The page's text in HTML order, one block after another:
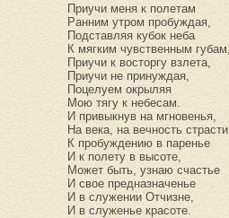
Приучи меня к полетам
Ранним утром пробуждая,
Подставляя кубок неба
К мягким чувственным губам,
Приучи к восторгу взлета,
Приучи не принуждая,
Поцелуем окрыляя
Мою тягу к небесам.
И привыкнув на мгновенья,
На века, на вечность страсти,
К пробуждению в паренье
И к полету в высоте,
Может быть, узнаю счастье
И свое предназначенье
И в служении Отчизне,
И в служенье красоте.